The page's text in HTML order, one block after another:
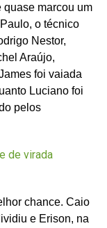
quase marcou um
o técnico
Nestor,
Araújo,
foi vaiada
Luciano foi
pelos
de virada
chance. Caio
e Erison, na